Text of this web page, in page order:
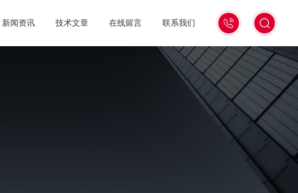
021-
56528785
新闻资讯 技术文章 在线留言 联系我们